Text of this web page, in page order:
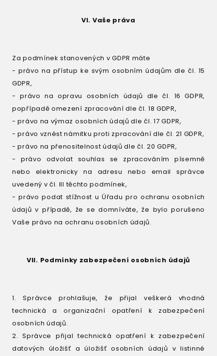
VI. Vaše práva
Za podmínek stanovených v GDPR máte
- právo na přístup ke svým osobním údajům dle čl. 15
GDPR,
- právo na opravu osobních údajů dle čl. 16 GDPR,
popřípadě omezení zpracování dle čl. 18 GDPR,
- právo na výmaz osobních údajů dle čl. 17 GDPR,
- právo vznést námitku proti zpracování dle čl. 21 GDPR,
- právo na přenositelnost údajů dle čl. 20 GDPR,
- právo odvolat souhlas se zpracováním písemně
nebo elektronicky na adresu nebo email správce
uvedený v čl. III těchto podmínek,
- právo podat stížnost u Úřadu pro ochranu osobních
údajů v případě, že se domníváte, že bylo porušeno
Vaše právo na ochranu osobních údajů.
VII. Podmínky zabezpečení osobních údajů
1. Správce prohlašuje, že přijal veškerá vhodná
technická a organizační opatření k zabezpečení
osobních údajů.
2. Správce přijal technická opatření k zabezpečení
datových úložišť a úložišť osobních údajů v listinné